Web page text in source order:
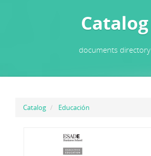
Catalog
documents directory
Catalog Educación